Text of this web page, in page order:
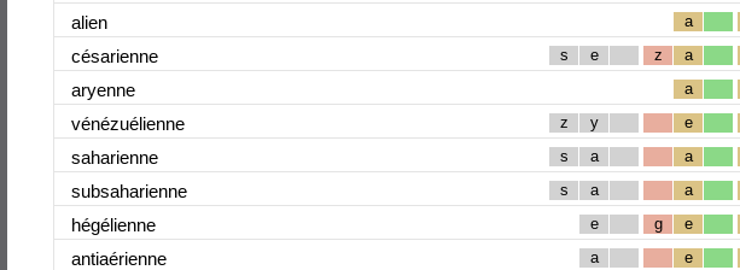
alien a
césarienne s e z a
aryenne a
vénézuélienne z y e
saharienne s a a
subsaharienne s a a
hégélienne e g e
antiaérienne a e